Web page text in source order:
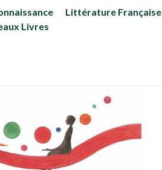
Littérature Française
Livres